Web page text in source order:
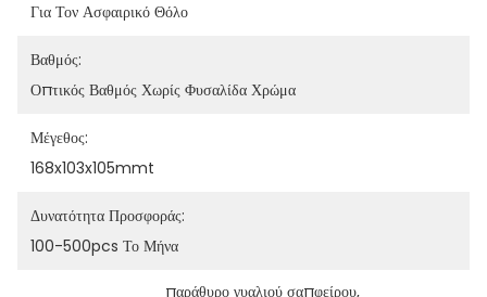
Για Τον Ασφαιρικό Θόλο
Βαθμός:
Οπτικός Βαθμός Χωρίς Φυσαλίδα Χρώμα
Μέγεθος:
168x103x105mmt
Δυνατότητα Προσφοράς:
100-500pcs Το Μήνα
παράθυρο γυαλιού σαπφείρου,